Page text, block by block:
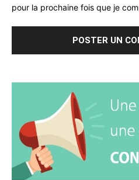
pour la prochaine fois que je